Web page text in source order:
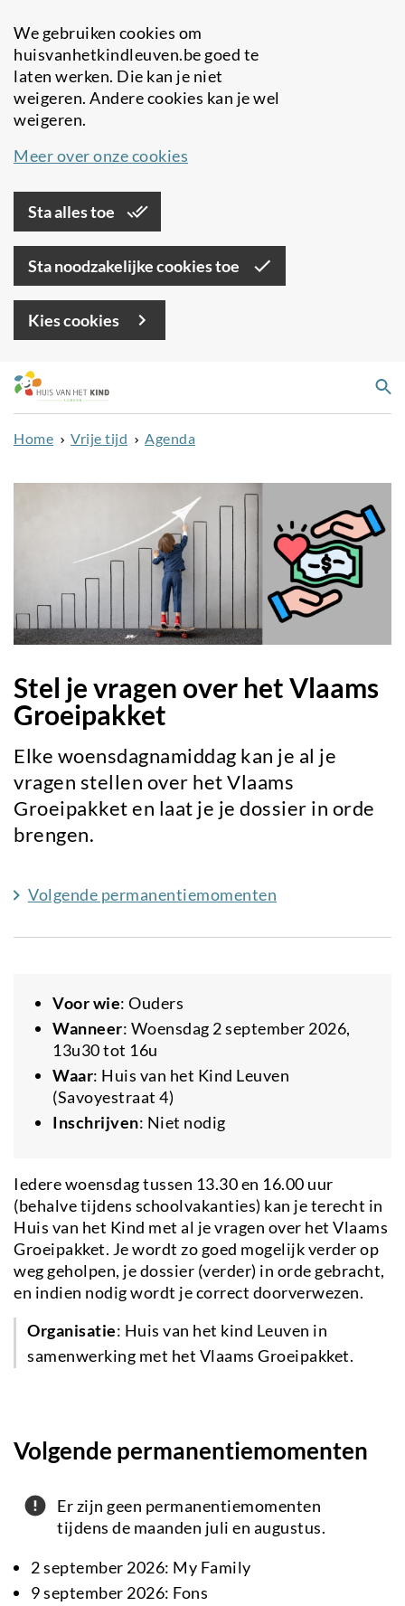
We gebruiken cookies om
huisvanhetkindleuven.be goed te
laten werken. Die kan je niet
weigeren. Andere cookies kan je wel
weigeren.
Meer over onze cookies
Sta alles toe
Sta noodzakelijke cookies toe
Kies cookies
Overslaan
en
naar
de
gaan
Home Vrije tijd Agenda
Stel je vragen over het Vlaams
Groeipakket
Elke woensdagnamiddag kan je al je
vragen stellen over het Vlaams
Groeipakket en laat je je dossier in orde
brengen.
Volgende permanentiemomenten
Voor wie: Ouders
Wanneer: Woensdag 2 september 2026,
13u30 tot 16u
Waar: Huis van het Kind Leuven
(Savoyestraat 4)
Inschrijven: Niet nodig
Iedere woensdag tussen 13.30 en 16.00 uur
(behalve tijdens schoolvakanties) kan je terecht in
Huis van het Kind met al je vragen over het Vlaams
Groeipakket. Je wordt zo goed mogelijk verder op
weg geholpen, je dossier (verder) in orde gebracht,
en indien nodig wordt je correct doorverwezen.
Organisatie: Huis van het kind Leuven in
samenwerking met het Vlaams Groeipakket.
Volgende permanentiemomenten
Attention
Er zijn geen permanentiemomenten
tijdens de maanden juli en augustus.
2 september 2026: My Family
9 september 2026: Fons